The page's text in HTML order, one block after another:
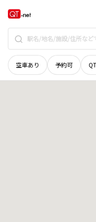
空車あり 予約可
北海道